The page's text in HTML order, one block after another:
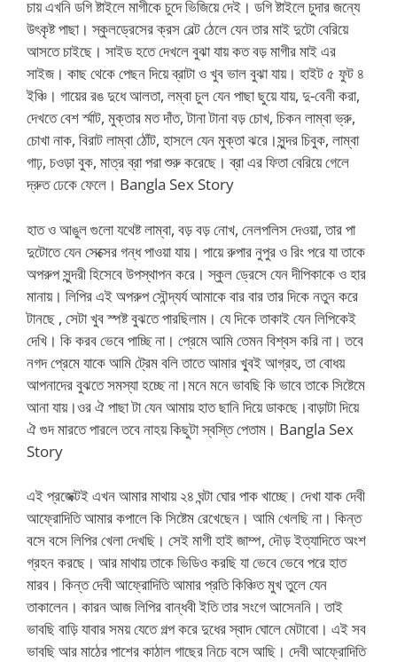
চায় এখনি ডগি ষ্টাইলে মাগীকে চুদে ভিজিয়ে দেই। ডগি ষ্টাইলে চুদার জন্যে
উৎকৃষ্ট পাছা। স্কুলড্রেসের ক্রস বেল্ট ঠেলে যেন তার মাই দুটো বেরিয়ে
আসতে চাইছে। সাইড হতে দেখলে বুঝা যায় কত বড় মাগীর মাই এর
সাইজ। কাছ থেকে পেছন দিয়ে ব্রাটা ও খুব ভাল বুঝা যায়। হাইট ৫ ফুট ৪
ইঞ্চি। গায়ের রঙ দুধে আলতা, লম্বা চুল যেন পাছা ছুয়ে যায়, দু-বেনী করা,
দেখতে বেশ র্স্মাট, মুক্তার মত দাঁত, টানা টানা বড় চোখ, চিকন লাম্বা ভ্রু,
চোখা নাক, বিরাট লাম্বা ঠোঁট, হাসলে যেন মুক্তা ঝরে।সুন্দর চিবুক, লাম্বা
গাঢ়, চওড়া বুক, মাত্র ব্রা পরা শুরু করেছে। ব্রা এর ফিতা বেরিয়ে গেলে
দ্রুত ঢেকে ফেলে। Bangla Sex Story
হাত ও আঙুল গুলো যথেষ্ট লাম্বা, বড় বড় নোখ, নেলপলিস দেওয়া, তার পা
দুটোতে যেন সেক্সের গন্ধ পাওয়া যায়। পায়ে রুপার নুপুর ও রিং পরে যা তাকে
অপরুপ সুন্দরী হিসেবে উপস্থাপন করে। স্কুল ড্রেসে যেন দীপিকাকে ও হার
মানায়। লিপির এই অপরুপ সৌন্দ্যর্য আমাকে বার বার তার দিকে নতুন করে
টানছে , সেটা খুব স্পষ্ট বুঝতে পারছিলাম। যে দিকে তাকাই যেন লিপিকেই
দেখি। কি করব ভেবে পাচ্ছি না। প্রেমে আমি তেমন বিশ্বস করি না। তবে
নগদ প্রেমে যাকে আমি ট্রেম বলি তাতে আমার খু্বই আগ্রহ, তা বোধয়
আপনাদের বুঝতে সমস্যা হচ্ছে না।মনে মনে ভাবছি কি ভাবে তাকে সিষ্টেমে
আনা যায়।ওর ঐ পাছা টা যেন আমায় হাত ছানি দিয়ে ডাকছে।বাড়াটা দিয়ে
ঐ গুদ মারতে পারলে তবে নাহয় কিছুটা স্বস্তি পেতাম। Bangla Sex
Story
এই প্রজেক্টই এখন আমার মাথায় ২৪ ঘন্টা ঘোর পাক খাচ্ছে। দেখা যাক দেবী
আফ্রোদিতি আমার কপালে কি সিষ্টেম রেখেছেন। আমি খেলছি না। কিন্ত
বসে বসে লিপির খেলা দেখছি। সেই মাগী হাই জাম্প, দৌড় ইত্যাদিতে অংশ
গ্রহন করছে। আর মাথায় তাকে ভিডিও করছি যা ভেবে ভেবে পরে হাত
মারব। কিন্ত দেবী আফ্রোদিতি আমার প্রতি কিঞ্চিত মুখ তুলে যেন
তাকালেন। কারন আজ লিপির বান্ধবী ইতি তার সংগে আসেননি। তাই
ভাবছি বাড়ি যাবার সময় যেতে গল্প করে দুধের স্বাদ ঘোলে মেটাবো। এই সব
ভাবছি আর মাঠের পাশের কাঠাল গাছের নিচে বসে আছি। দেবী আফ্রোদিতি